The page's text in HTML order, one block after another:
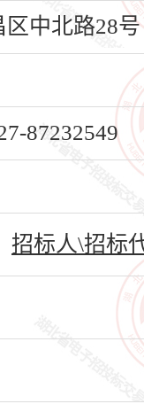
中北路28号
87232549
招标人\招标